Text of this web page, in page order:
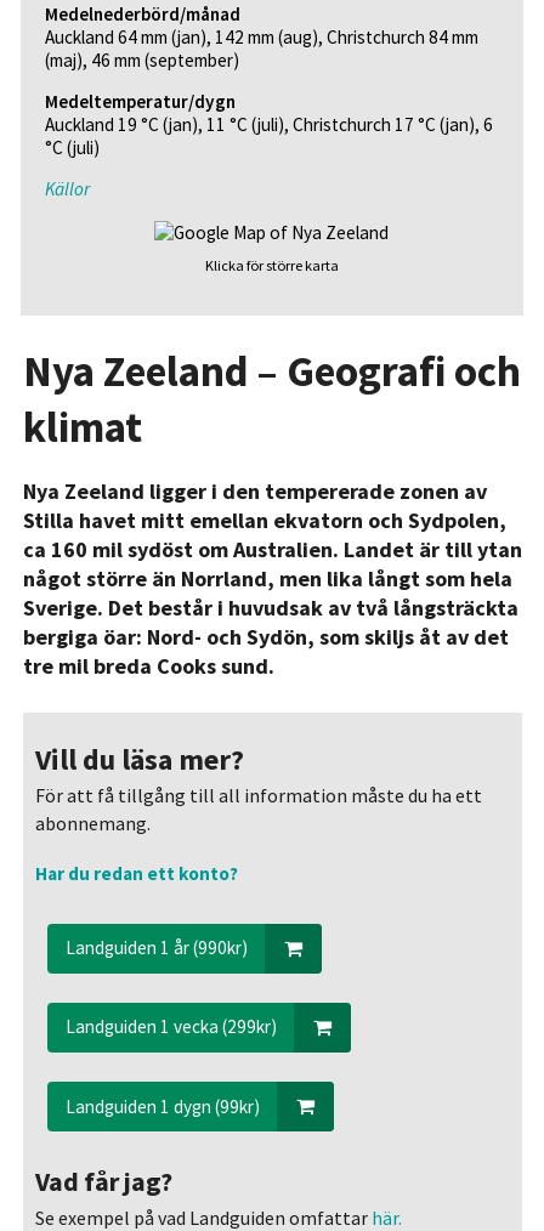
Medelnederbörd/månad
Auckland 64 mm (jan), 142 mm (aug), Christchurch 84 mm
(maj), 46 mm (september)
Medeltemperatur/dygn
Auckland 19 °C (jan), 11 °C (juli), Christchurch 17 °C (jan), 6
°C (juli)
Källor
Klicka för större karta
Nya Zeeland – Geografi och
klimat
Nya Zeeland ligger i den tempererade zonen av
Stilla havet mitt emellan ekvatorn och Sydpolen,
ca 160 mil sydöst om Australien. Landet är till ytan
något större än Norrland, men lika långt som hela
Sverige. Det består i huvudsak av två långsträckta
bergiga öar: Nord- och Sydön, som skiljs åt av det
tre mil breda Cooks sund.
Vill du läsa mer?
För att få tillgång till all information måste du ha ett
abonnemang.
Har du redan ett konto?
Landguiden 1 år (990kr)
Landguiden 1 vecka (299kr)
Landguiden 1 dygn (99kr)
Vad får jag?
Se exempel på vad Landguiden omfattarhär.